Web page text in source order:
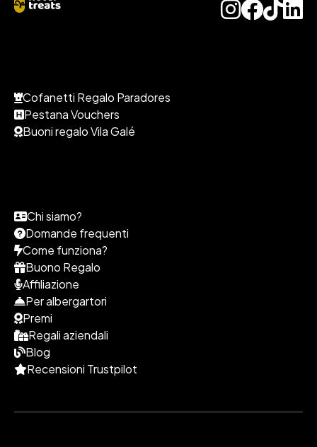
Cofanetti Regalo Paradores
Pestana Vouchers
Buoni regalo Vila Galé
Chi siamo?
Domande frequenti
Come funziona?
Buono Regalo
Affiliazione
Per albergartori
Premi
Regali aziendali
Blog
Recensioni Trustpilot